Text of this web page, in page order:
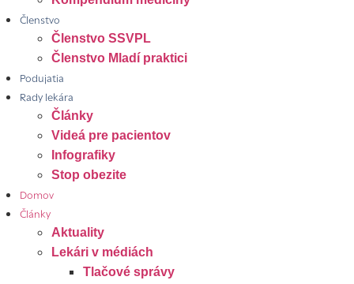
Členstvo
Členstvo SSVPL
Členstvo Mladí praktici
Podujatia
Rady lekára
Články
Videá pre pacientov
Infografiky
Stop obezite
Domov
Články
Aktuality
Lekári v médiách
Tlačové správy